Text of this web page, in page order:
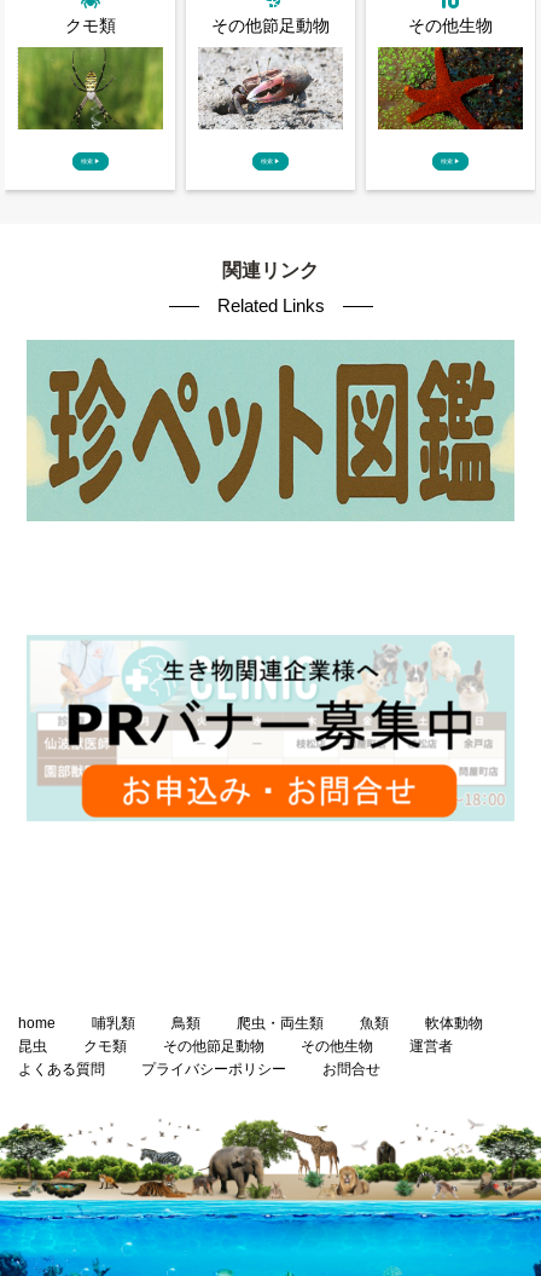
クモ類
検索 ▶
その他節足動物
検索 ▶
その他生物
検索 ▶
関連リンク
Related Links
home 哺乳類 鳥類 爬虫・両生類 魚類
軟体動物
昆虫
クモ類 その他節足動物 その他生物
運営者
よくある質問
プライバシーポリシー お問合せ